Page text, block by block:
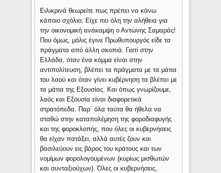
Ειλικρινά θεωρείτε πως πρέπει να κάνω
κάποιο σχόλιο; Είχε πει όλη την αλήθεια για
την οικονομική ανάκαμψη ο Αντώνης Σαμαράς!
Που όμως, μόλις έγινε Πρωθυπουργός είδε τα
πράγματα από άλλη σκοπιά. Γιατί στην
Ελλάδα, όταν ένα κόμμα είναι στην
αντιπολίτευση, βλέπει τα πράγματα με τα μάτια
του λαού και όταν γίνει κυβέρνηση τα βλέπει με
τα μάτια της Εξουσίας. Και όπως γνωρίζουμε,
λαός και Εξουσία είναι διαφορετικά
στρατόπεδα. Παρ΄ όλα ταύτα θα ήθελα να
σταθώ στην καταπολέμηση της φοροδιαφυγής
και της φοροκλοπής, που όλες οι κυβερνήσεις
θα είχαν πατάξει, αλλά αυτές ζουν και
βασιλεύουν εις βάρος του κράτους και των
νομίμων φορολογουμένων (κυρίως μισθωτών
και συνταξιούχων). Όλες οι κυβερνήσεις,